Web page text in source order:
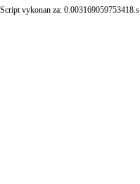
Script vykonan za: 0.003169059753418.s